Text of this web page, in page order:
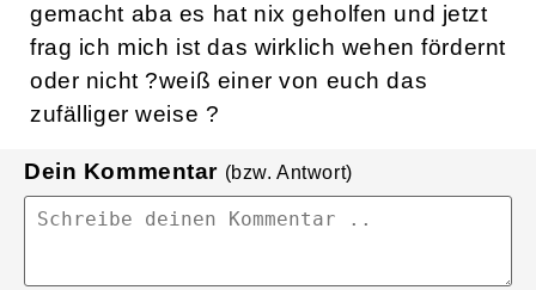
gemacht aba es hat nix geholfen und jetzt
frag ich mich ist das wirklich wehen fördernt
oder nicht ?weiß einer von euch das
zufälliger weise ?
Dein Kommentar (bzw. Antwort)